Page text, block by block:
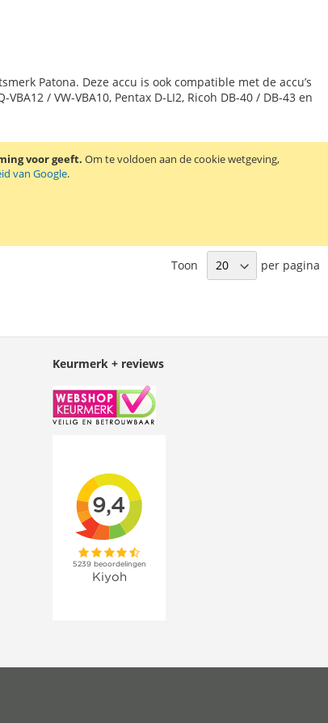
voor geeft. Om te voldoen aan de cookie wetgeving,
van Google.
Patona. Deze accu is ook compatible met de accu’s
VBA12 / VW-VBA10, Pentax D-LI2, Ricoh DB-40 / DB-43 en
Toon per pagina
Keurmerk + reviews